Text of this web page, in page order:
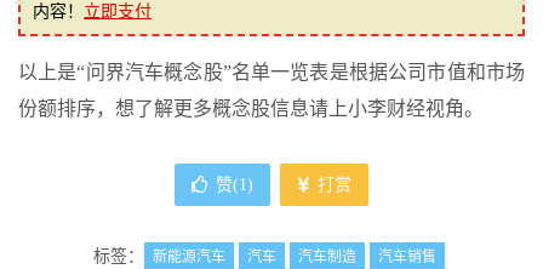
内容！ 立即支付
以上是“问界汽车概念股”名单一览表是根据公司市值和市场
份额排序，想了解更多概念股信息请上小李财经视角。
赞(1 ) 打赏
标签： 新能源汽车 汽车 汽车制造 汽车销售